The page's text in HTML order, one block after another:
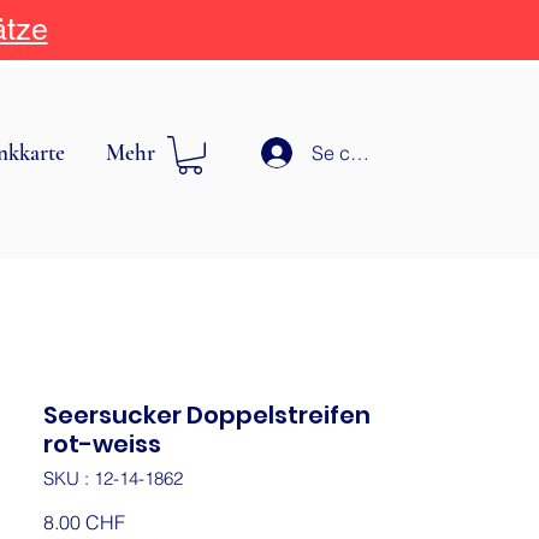
Mehr Se connecter
Seersucker Doppelstreifen
rot-weiss
SKU : 12-14-1862
8.00 CHFPrix